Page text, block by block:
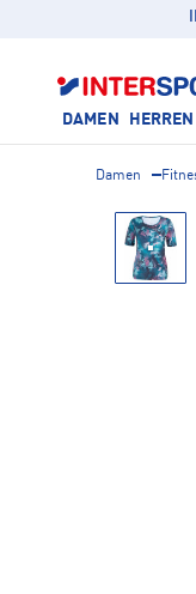
DAMEN HERREN
Damen